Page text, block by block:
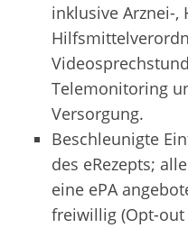
inklusive Arznei-,
Telemonitoring
Versorgung.
Beschleunigte
des eRezepts;
eine ePA
freiwillig (Opt-